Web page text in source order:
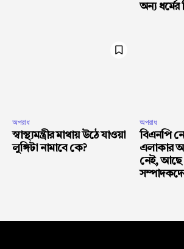
অন্য ধর্মের
অপরাধ
স্বাস্থ্যমন্ত্রীর মাথায় উঠে যাওয়া
লুঙ্গিটা নামাবে কে?
অপরাধ
বিএনপি
এলাকার
নেই, আছে